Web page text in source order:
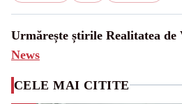
Urmărește știrile Realitatea de
News
CELE MAI CITITE